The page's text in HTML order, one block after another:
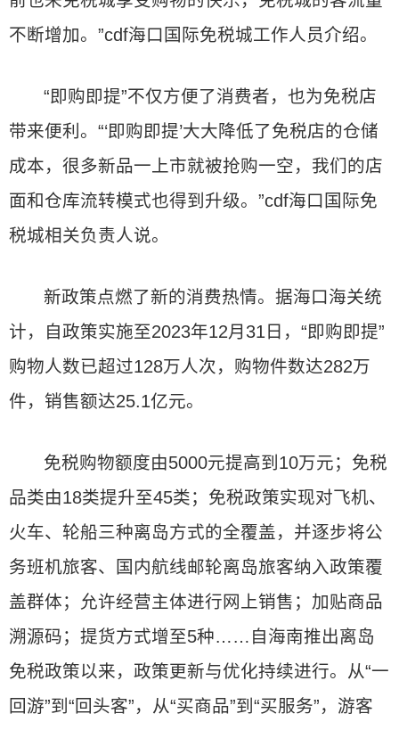
不断增加。”cdf海口国际免税城工作人员介绍。
“即购即提”不仅方便了消费者，也为免税店
带来便利。“‘即购即提’大大降低了免税店的仓储
成本，很多新品一上市就被抢购一空，我们的店
面和仓库流转模式也得到升级。”cdf海口国际免
税城相关负责人说。
新政策点燃了新的消费热情。据海口海关统
计，自政策实施至2023年12月31日，“即购即提”
购物人数已超过128万人次，购物件数达282万
件，销售额达25.1亿元。
免税购物额度由5000元提高到10万元；免税
品类由18类提升至45类；免税政策实现对飞机、
火车、轮船三种离岛方式的全覆盖，并逐步将公
务班机旅客、国内航线邮轮离岛旅客纳入政策覆
盖群体；允许经营主体进行网上销售；加贴商品
溯源码；提货方式增至5种……自海南推出离岛
免税政策以来，政策更新与优化持续进行。从“一
回游”到“回头客”，从“买商品”到“买服务”，游客